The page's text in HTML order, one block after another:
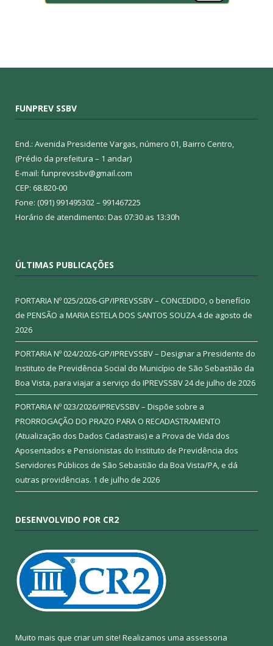
FUNPREV SSBV
End.: Avenida Presidente Vargas, número 01, Bairro Centro,
(Prédio da prefeitura – 1 andar)
E-mail: funprevssbv@gmail.com
CEP: 68.820-00
Fone: (091) 991495302 – 991467225
Horário de atendimento: Das 07:30 as 13:30h
ÚLTIMAS PUBLICAÇÕES
PORTARIA Nº 025/2026-GP/IPREVSSBV – CONCEDIDO, o benefício
de PENSÃO a MARIA ESTELA DOS SANTOS SOUZA4 de agosto de
2026
PORTARIA Nº 024/2026-GP/IPREVSSBV – Designar a Presidente do
Instituto de Previdência Social do Município de São Sebastião da
Boa Vista, para viajar a serviço do IPREVSSBV24 de julho de 2026
PORTARIA Nº 023/2026/IPREVSSBV – Dispõe sobre a
PRORROGAÇÃO DO PRAZO PARA O RECADASTRAMENTO
(Atualização dos Dados Cadastrais) e a Prova de Vida dos
Aposentados e Pensionistas do Instituto de Previdência dos
Servidores Públicos de São Sebastião da Boa Vista/PA, e dá
outras providências. 1 de julho de 2026
DESENVOLVIDO POR CR2
Muito mais que criar um site! Realizamos uma assessoria